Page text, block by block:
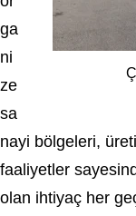
ga
ni
ze
sa
nayi bölgeleri,
faaliyetler
olan ihtiyaç her